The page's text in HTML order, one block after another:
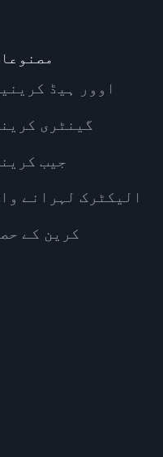
اوور ہیڈ
گینٹری
جیب
الیکٹرک لہرانے
کرین کے